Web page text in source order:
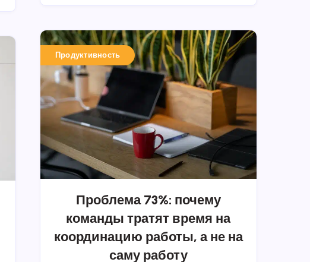
Продуктивность
Проблема 73%: почему
команды тратят время на
координацию работы, а не на
саму работу